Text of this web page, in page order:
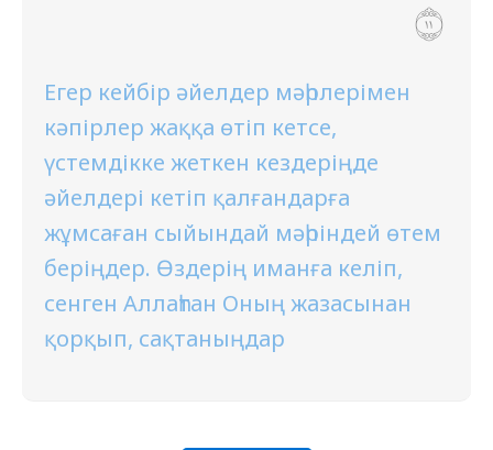
Егер кейбір әйелдер мәһрлерімен
кәпірлер жаққа өтіп кетсе,
үстемдікке жеткен кездеріңде
әйелдері кетіп қалғандарға
жұмсаған сыйындай мәһріндей өтем
беріңдер. Өздерің иманға келіп,
сенген Аллаһтан Оның жазасынан
қорқып, сақтаныңдар